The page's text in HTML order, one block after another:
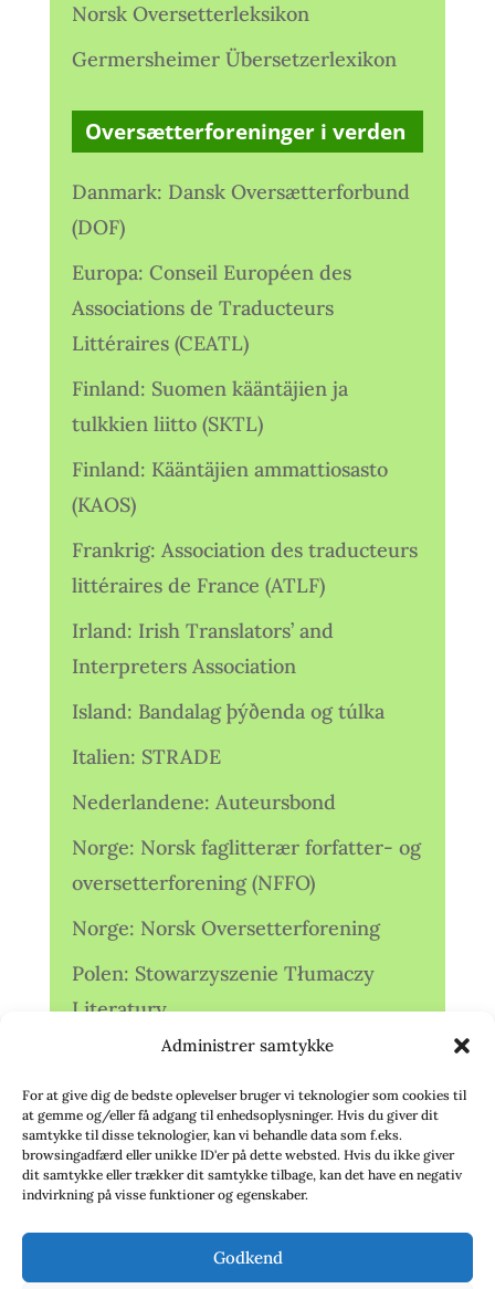
Administrer samtykke
For at give dig de bedste oplevelser bruger vi teknologier som cookies til
at gemme og/eller få adgang til enhedsoplysninger. Hvis du giver dit
samtykke til disse teknologier, kan vi behandle data som f.eks.
browsingadfærd eller unikke ID'er på dette websted. Hvis du ikke giver
dit samtykke eller trækker dit samtykke tilbage, kan det have en negativ
indvirkning på visse funktioner og egenskaber.
Godkend
Norsk Oversetterleksikon
Germersheimer Übersetzerlexikon
Oversætterforeninger i verden
Danmark: Dansk Oversætterforbund
(DOF)
Europa: Conseil Européen des
Associations de Traducteurs
Littéraires (CEATL)
Finland: Suomen kääntäjien ja
tulkkien liitto (SKTL)
Finland: Kääntäjien ammattiosasto
(KAOS)
Frankrig: Association des traducteurs
littéraires de France (ATLF)
Irland: Irish Translators’ and
Interpreters Association
Island: Bandalag þýðenda og túlka
Italien: STRADE
Nederlandene: Auteursbond
Norge: Norsk faglitterær forfatter- og
oversetterforening (NFFO)
Norge: Norsk Oversetterforening
Polen: Stowarzyszenie Tłumaczy
Literatury
Storbritannien: Translators
Association (TA)
Sverige: Översättarsektionen (Ö.)
Sverige: Översättarcentrum (ÖC)
deutschsprachiger Übersetzer (VdÜ)